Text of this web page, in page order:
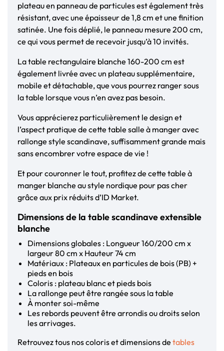
plateau en panneau de particules est également très
résistant, avec une épaisseur de 1,8 cm et une finition
satinée. Une fois déplié, le panneau mesure 200 cm,
ce qui vous permet de recevoir jusqu’à 10 invités.
La table rectangulaire blanche 160-200 cm est
également livrée avec un plateau supplémentaire,
mobile et détachable, que vous pourrez ranger sous
la table lorsque vous n’en avez pas besoin.
Vous apprécierez particulièrement le design et
l’aspect pratique de cette table salle à manger avec
rallonge style scandinave, suffisamment grande mais
sans encombrer votre espace de vie !
Et pour couronner le tout, profitez de cette table à
manger blanche au style nordique pour pas cher
grâce aux prix réduits d’ID Market.
Dimensions de la table scandinave extensible
blanche
Dimensions globales : Longueur 160/200 cm x
largeur 80 cm x Hauteur 74 cm
Matériaux : Plateaux en particules de bois (PB) +
pieds en bois
Coloris : plateau blanc et pieds bois
La rallonge peut être rangée sous la table
À monter soi-même
Les rebords peuvent être arrondis ou droits selon
les arrivages.
Retrouvez tous nos coloris et dimensions de tables